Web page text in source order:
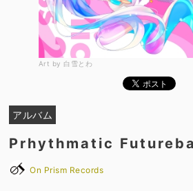
Art by 白雪とわ
アルバム
Prhythmatic
On Prism Records